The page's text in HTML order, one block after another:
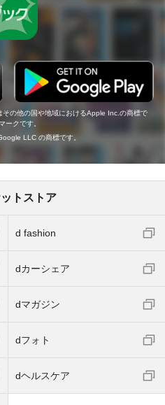
の他の国や地域におけるApple Inc.の商標で
ークです。
LLC の商標です。
トストア
d fashion
dカーシェア
dマガジン
dフォト
dヘルスケア